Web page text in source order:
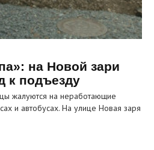
на Новой зари
к подъезду
жалуются на неработающие
и автобусах. На улице Новая заря